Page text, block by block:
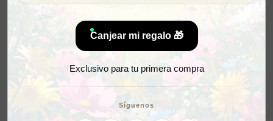
Canjear mi regalo 🎁
Exclusivo para tu primera compra
Síguenos